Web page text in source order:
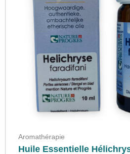
Aromathérapie
Huile Essentielle